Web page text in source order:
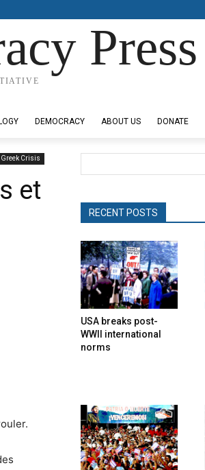
Press
DEMOCRACY ABOUT US DONATE
Greek Crisis
et
RECENT POSTS
USA breaks post-
WWII international
norms